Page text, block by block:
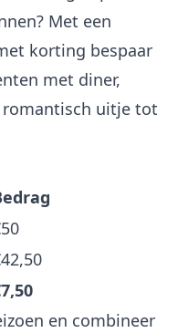
Met een
korting bespaar
met diner,
uitje tot
en combineer